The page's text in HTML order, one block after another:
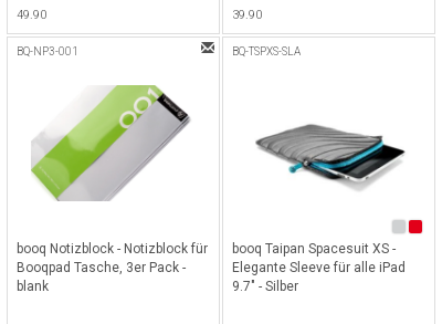
49.90 39.90
BQ-NP3-001
booq Notizblock - Notizblock für
Booqpad Tasche, 3er Pack -
blank
BQ-TSPXS-SLA
booq Taipan Spacesuit XS -
Elegante Sleeve für alle iPad
9.7" - Silber